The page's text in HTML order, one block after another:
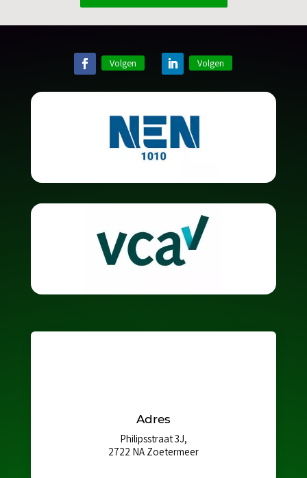
Volgen Volgen
Adres
Philipsstraat 3J,
2722 NA Zoetermeer